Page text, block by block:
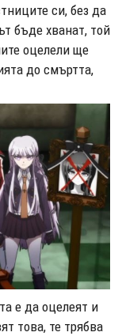
си, без да
бъде хванат, той
оцелели ще
до смъртта,
е да оцелеят и
това, те трябва